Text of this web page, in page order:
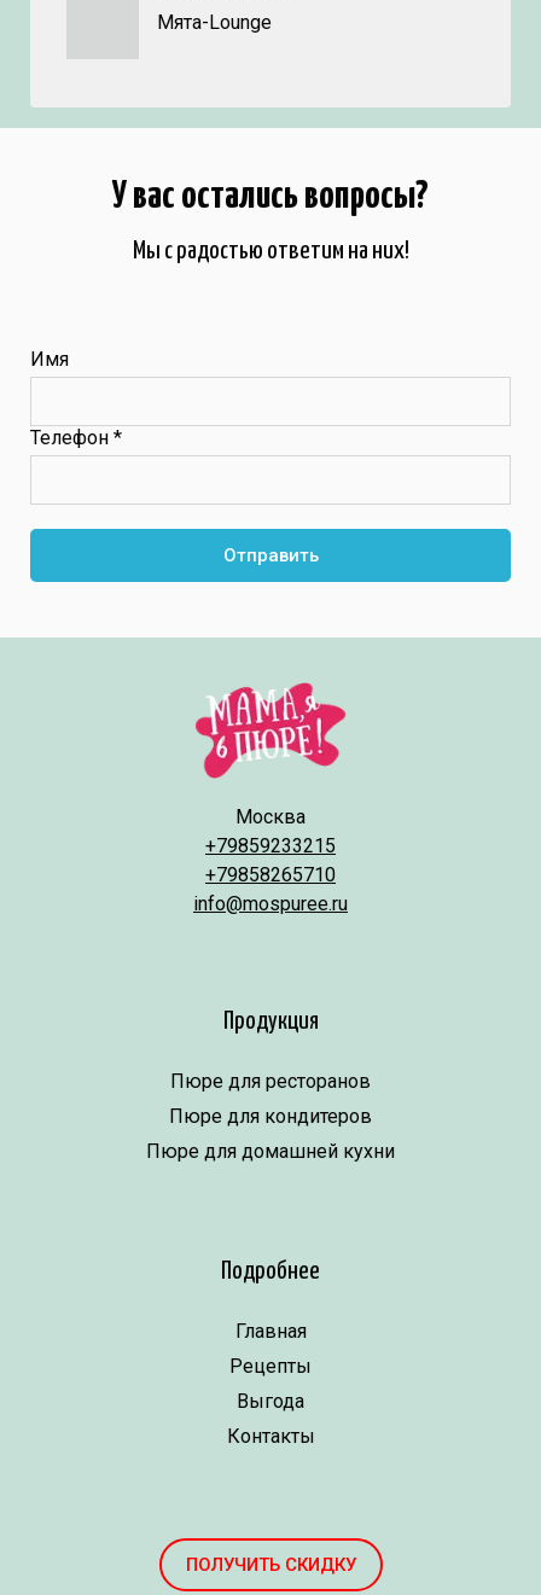
Мята-Lounge
У вас остались вопросы?
Мы с радостью ответим на них!
Имя
Телефон *
Отправить
Москва
+79859233215
+79858265710
info@mospuree.ru
Продукция
Пюре для ресторанов
Пюре для кондитеров
Пюре для домашней кухни
Подробнее
Главная
Рецепты
Выгода
Контакты
ПОЛУЧИТЬ СКИДКУ